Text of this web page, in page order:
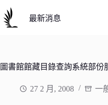
至
主
容
最新消息
圖書館館藏目錄查詢系統部份
27 2 月, 2008 一